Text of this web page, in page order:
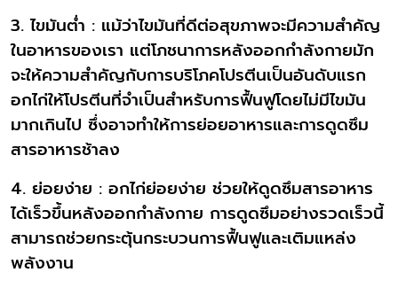
3. ไขมันต่ำ : แม้ว่าไขมันที่ดีต่อสุขภาพจะมีความสำคัญ
ในอาหารของเรา แต่โภชนาการหลังออกกำลังกายมัก
จะให้ความสำคัญกับการบริโภคโปรตีนเป็นอันดับแรก
อกไก่ให้โปรตีนที่จำเป็นสำหรับการฟื้นฟูโดยไม่มีไขมัน
มากเกินไป ซึ่งอาจทำให้การย่อยอาหารและการดูดซึม
สารอาหารช้าลง
4. ย่อยง่าย : อกไก่ย่อยง่าย ช่วยให้ดูดซึมสารอาหาร
ได้เร็วขึ้นหลังออกกำลังกาย การดูดซึมอย่างรวดเร็วนี้
สามารถช่วยกระตุ้นกระบวนการฟื้นฟูและเติมแหล่ง
พลังงาน